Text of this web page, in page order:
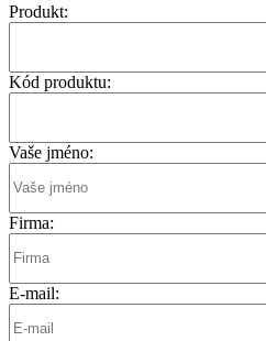
Produkt:
Kód produktu:
Vaše jméno:
Firma:
E-mail: